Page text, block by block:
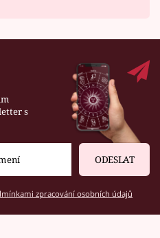
s
ODESLAT
zpracování osobních údajů